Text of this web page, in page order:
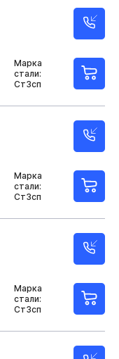
Марка
стали:
Ст3сп
Марка
стали:
Ст3сп
Марка
стали:
Ст3сп